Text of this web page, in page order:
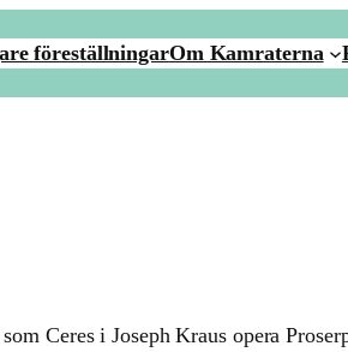
föreställningarOm Kamraterna
Ceres i Joseph Kraus opera